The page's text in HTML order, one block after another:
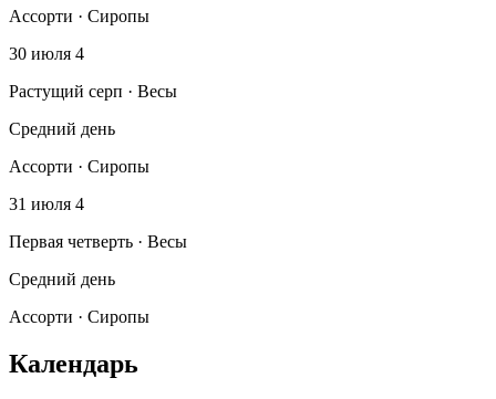
Ассорти · Сиропы
30 июля 4
Растущий серп · Весы
Средний день
Ассорти · Сиропы
31 июля 4
Первая четверть · Весы
Средний день
Ассорти · Сиропы
Календарь